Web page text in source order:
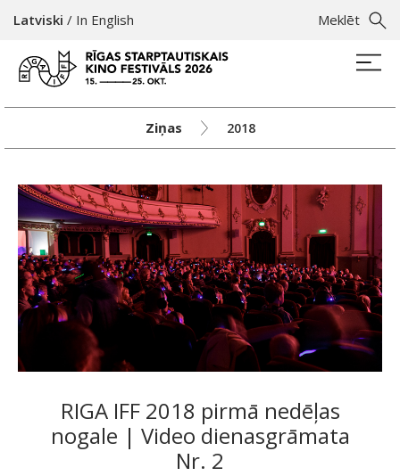
Meklēt
Latviski / In English
Ziņas 2018
RIGA IFF 2018 pirmā nedēļas
nogale | Video dienasgrāmata
Nr. 2